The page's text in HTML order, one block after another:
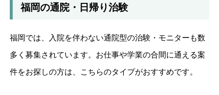
福岡の通院・日帰り治験
福岡では、入院を伴わない通院型の治験・モニターも数
多く募集されています。お仕事や学業の合間に通える案
件をお探しの方は、こちらのタイプがおすすめです。